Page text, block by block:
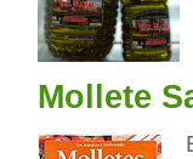
Mollete